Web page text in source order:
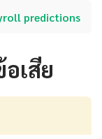
predictions
เสีย